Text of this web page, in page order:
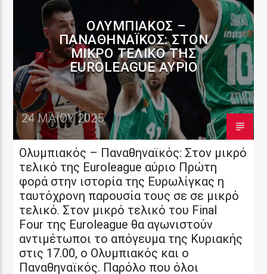
ΟΛΥΜΠΙΑΚΌΣ –
ΠΑΝΑΘΗΝΑΪΚΌΣ: ΣΤΟΝ
ΜΙΚΡΌ ΤΕΛΙΚΌ ΤΗΣ
EUROLEAGUE ΑΎΡΙΟ
24 ΜΑΪ́ΟΥ 2025
Ολυμπιακός – Παναθηναϊκός: Στον μικρό
τελικό της Euroleague αύριο Πρώτη
φορά στην ιστορία της Ευρωλίγκας η
ταυτόχρονη παρουσία τους σε σε μικρό
τελικό. Στον μικρό τελικό του Final
Four της Euroleague θα αγωνιστούν
αντιμέτωποι το απόγευμα της Κυριακής
στις 17.00, ο Ολυμπιακός και ο
Παναθηναϊκός. Παρόλο που όλοι